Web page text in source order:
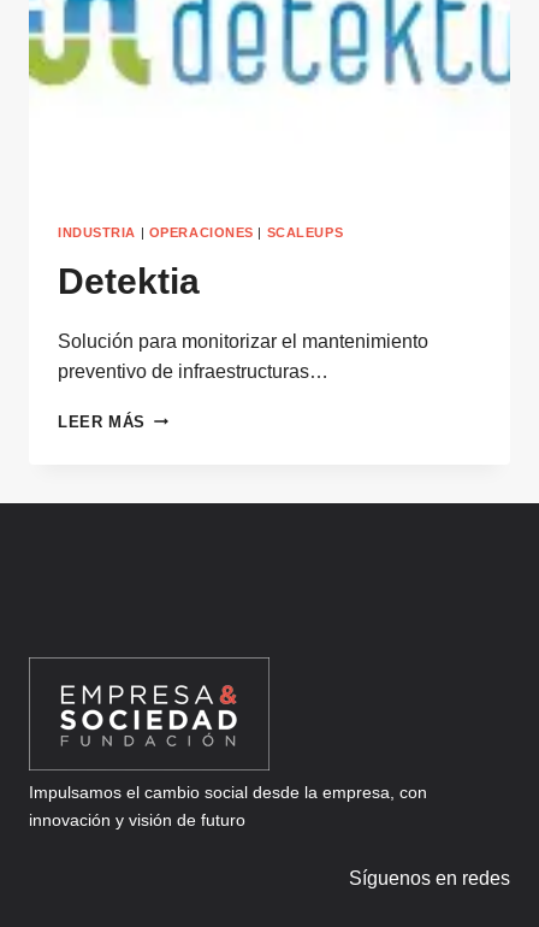
INDUSTRIA | OPERACIONES | SCALEUPS
Detektia
Solución para monitorizar el mantenimiento
preventivo de infraestructuras…
LEER MÁS DETEKTIA
Impulsamos el cambio social desde la empresa, con
innovación y visión de futuro
Síguenos en redes